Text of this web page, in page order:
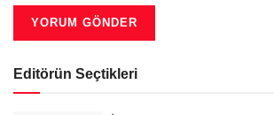
Editörün Seçtikleri